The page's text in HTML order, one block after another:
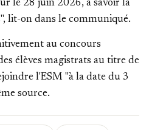
le 28 juin 2026, à savoir la
lit-on dans le communiqué.
au concours
élèves magistrats au titre de
l'ESM "à la date du 3
source.